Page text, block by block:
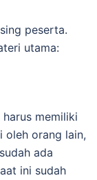
peserta.
utama:
memiliki
oleh orang lain,
ada
ini sudah